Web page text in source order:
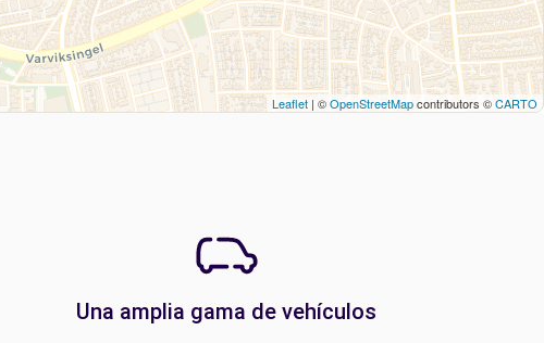
Leaflet | ©OpenStreetMapcontributors ©CARTO
Una amplia gama de vehículos